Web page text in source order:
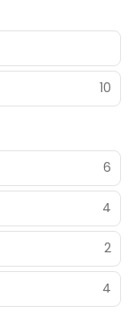
10
6
4
2
4